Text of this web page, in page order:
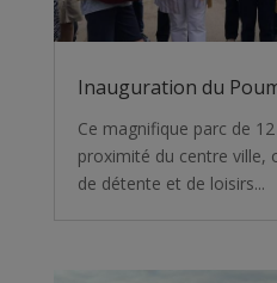
Inauguration du
Ce magnifique parc de
proximité du centre ville,
de détente et de loisirs...